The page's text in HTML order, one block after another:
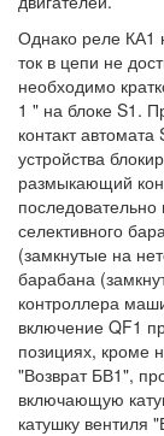
Однако реле КА1
ток в цепи не
необходимо
1 " на блоке S1.
контакт
устройства
размыкающий
селективного
(замкнутые на
барабана
контроллера
включение QF1
позициях, кроме
"Возврат БВ1",
включающую
катушку вентиля